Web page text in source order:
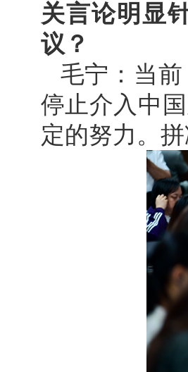
关言论明显
议？
毛宁：当
停止介入中
定的努力。